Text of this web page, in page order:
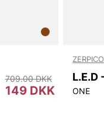
149 DKK
709.00 DKK
ZERPICO
ONE